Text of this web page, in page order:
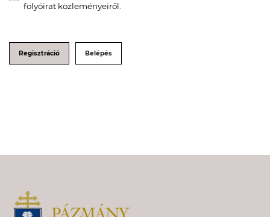
folyóirat közleményeiről.
Regisztráció Belépés